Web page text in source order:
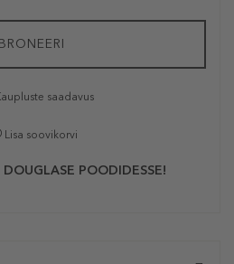
BRONEERI
saadavus
Lisa soovikorvi
POODIDESSE!